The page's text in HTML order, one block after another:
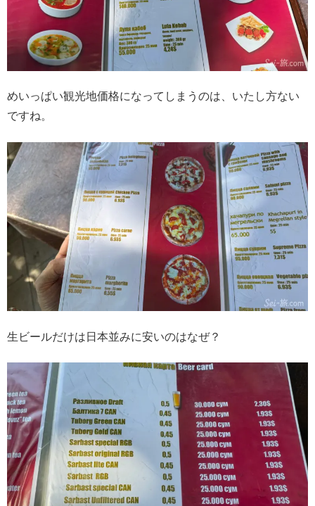
めいっぱい観光地価格になってしまうのは、いたし方ない
ですね。
生ビールだけは日本並みに安いのはなぜ？